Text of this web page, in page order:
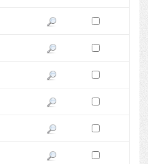
Pokaż podgląd wersji z dnia
Zaznacz wersję do
Pokaż podgląd wersji z dnia
Zaznacz wersję do
Pokaż podgląd wersji z dnia
Zaznacz wersję do
Pokaż podgląd wersji z dnia
Zaznacz wersję do
Pokaż podgląd wersji z dnia
Zaznacz wersję do
Pokaż podgląd wersji z dnia
Zaznacz wersję do